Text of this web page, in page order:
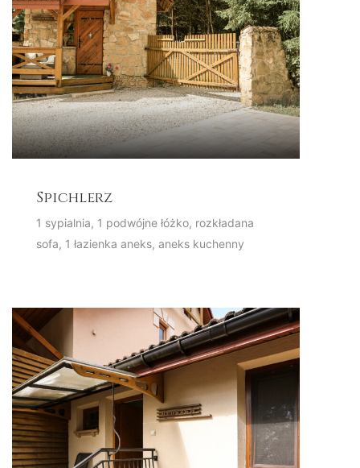
Spichlerz
1 sypialnia, 1 podwójne łóżko, rozkładana
sofa, 1 łazienka aneks, aneks kuchenny